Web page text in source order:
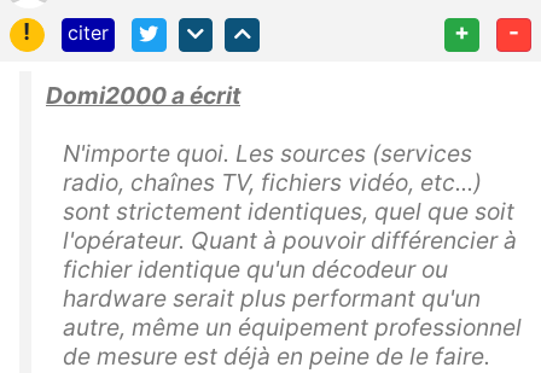
!
citer + -
Domi2000 a écrit
N'importe quoi. Les sources (services
radio, chaînes TV, fichiers vidéo, etc...)
sont strictement identiques, quel que soit
l'opérateur. Quant à pouvoir différencier à
fichier identique qu'un décodeur ou
hardware serait plus performant qu'un
autre, même un équipement professionnel
de mesure est déjà en peine de le faire.